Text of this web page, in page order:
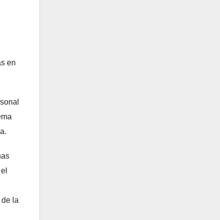
en
la